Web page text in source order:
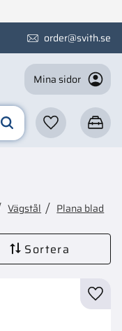
order@svith.se
Mina sidor
Favoriter
Vägstål Plana blad
Sortera